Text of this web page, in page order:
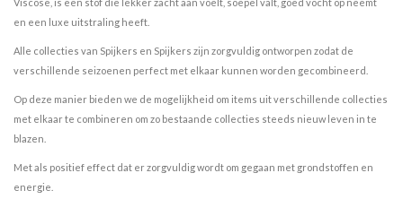
Viscose, is een stof die lekker zacht aan voelt, soepel valt, goed vocht op neemt
en een luxe uitstraling heeft.
Alle collecties van Spijkers en Spijkers zijn zorgvuldig ontworpen zodat de
verschillende seizoenen perfect met elkaar kunnen worden gecombineerd.
Op deze manier bieden we de mogelijkheid om items uit verschillende collecties
met elkaar te combineren om zo bestaande collecties steeds nieuw leven in te
blazen.
Met als positief effect dat er zorgvuldig wordt om gegaan met grondstoffen en
energie.